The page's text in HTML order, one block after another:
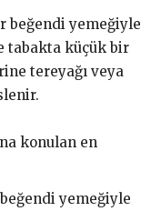
beğendi yemeğiyle
tabakta küçük bir
tereyağı veya
konulan en
yemeğiyle